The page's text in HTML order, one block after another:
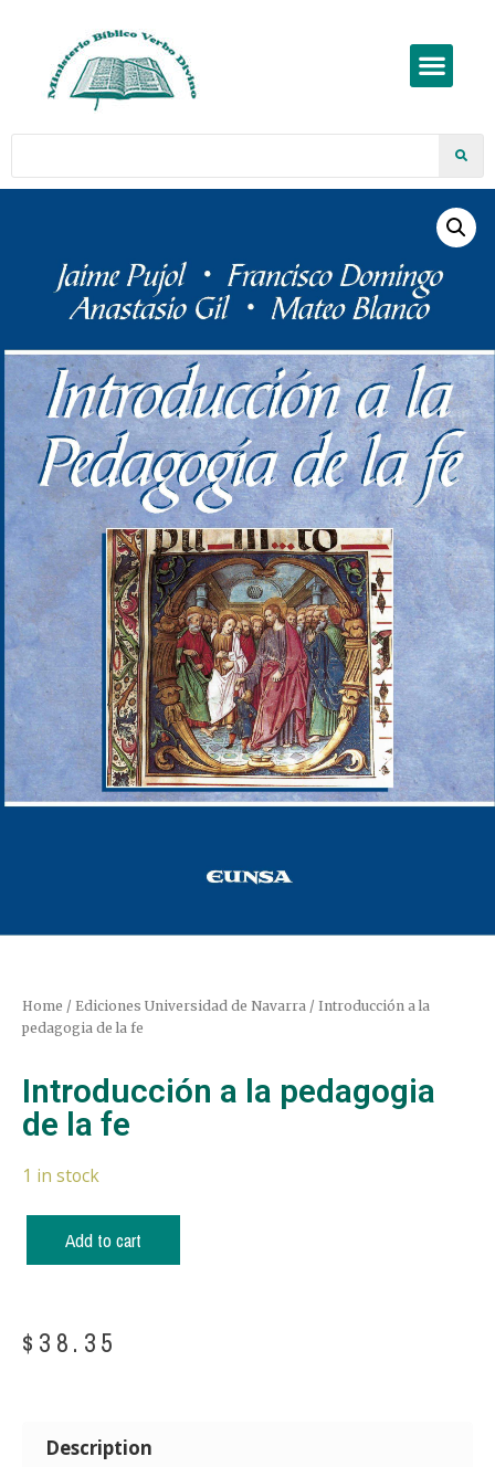
Home / Ediciones Universidad de Navarra / Introducción a la
pedagogia de la fe
Introducción a la pedagogia
de la fe
1 in stock
Add to cart
$ 38.35
Description